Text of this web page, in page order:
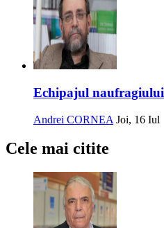
Echipajul naufragiului
Andrei CORNEA Joi, 16 Iul
Cele mai citite